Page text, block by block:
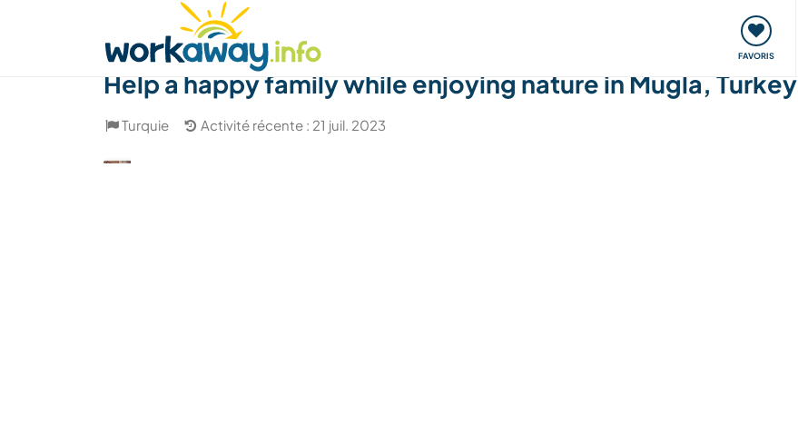
FAVORIS
Trouver hôte Covoyager Voyager, apprendre
Help a happy family while enjoying nature in Mugla, Turkey
Turquie Activité récente : 21 juil. 2023